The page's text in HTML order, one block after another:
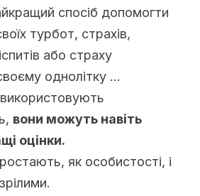
спосіб допомогти
турбот, страхів,
або страху
однолітку …
вони можуть навіть
оцінки.
як особистості, і